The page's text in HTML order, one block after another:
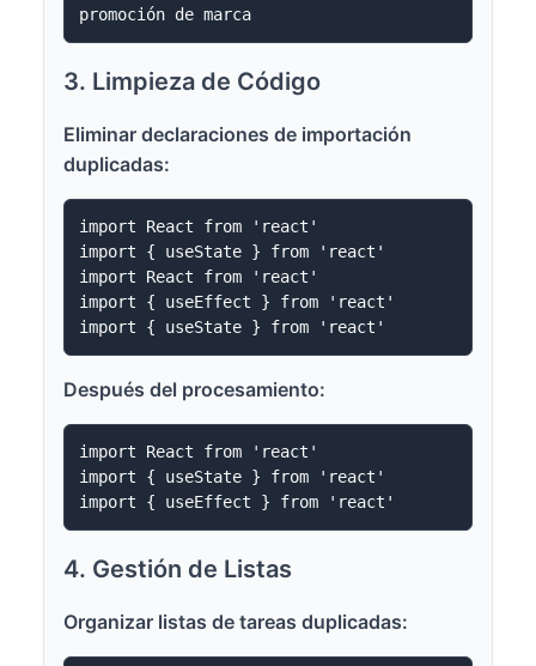
3. Limpieza de Código
Eliminar declaraciones de importación
duplicadas:
import React from 'react'
import { useState } from 'react'
import React from 'react'
import { useEffect } from 'react'
Después del procesamiento:
import React from 'react'
import { useState } from 'react'
4. Gestión de Listas
Organizar listas de tareas duplicadas: